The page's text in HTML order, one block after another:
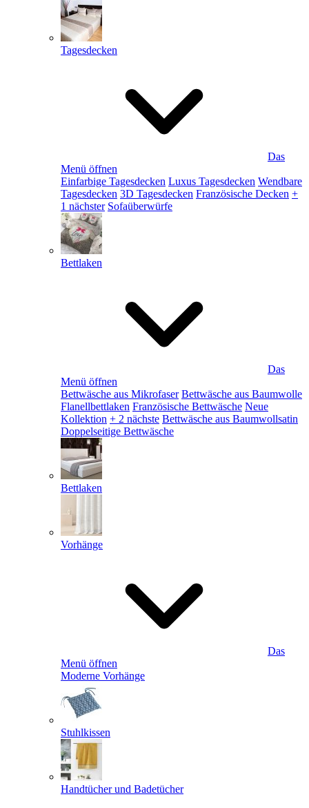
Tagesdecken
Das
Menü öffnen
Einfarbige Tagesdecken Luxus Tagesdecken Wendbare
Tagesdecken 3D Tagesdecken Französische Decken +
1 nächster Sofaüberwürfe
Bettlaken
Das
Menü öffnen
Bettwäsche aus Mikrofaser Bettwäsche aus Baumwolle
Flanellbettlaken Französische Bettwäsche Neue
Kollektion + 2 nächste Bettwäsche aus Baumwollsatin
Doppelseitige Bettwäsche
Bettlaken
Vorhänge
Das
Menü öffnen
Moderne Vorhänge
Stuhlkissen
Handtücher und Badetücher